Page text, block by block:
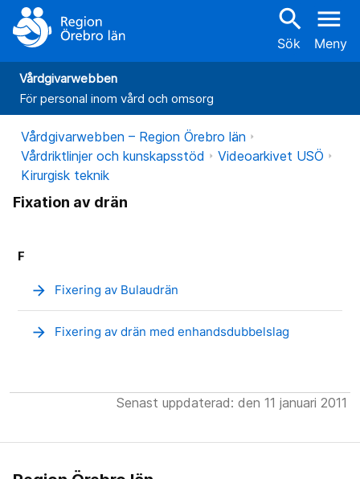
search
Sök
menu
Meny
Vårdgivarwebben
För personal inom vård och omsorg
Vårdgivarwebben – Region Örebro län
Vårdriktlinjer och kunskapsstöd
Videoarkivet USÖ
Kirurgisk teknik
Fixation av drän
F
arrow_forward Fixering av Bulaudrän
arrow_forward Fixering av drän med enhandsdubbelslag
Senast uppdaterad: den 11 januari 2011